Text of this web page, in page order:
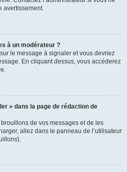
avertissement.
à un modérateur ?
le message à signaler et vous devriez
En cliquant dessus, vous accéderez
» dans la page de rédaction de
de vos messages et de les
allez dans le panneau de l’utilisateur
).